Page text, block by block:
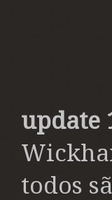
update
todos